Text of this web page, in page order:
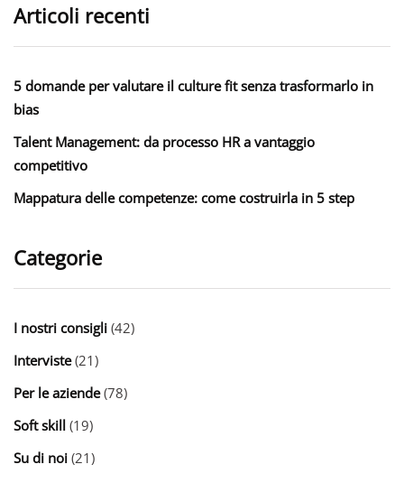
Articoli recenti
5 domande per valutare il culture fit senza trasformarlo in
bias
Talent Management: da processo HR a vantaggio
competitivo
Mappatura delle competenze: come costruirla in 5 step
Categorie
I nostri consigli (42)
Interviste(21)
Per le aziende(78)
Soft skill (19)
Su di noi (21)